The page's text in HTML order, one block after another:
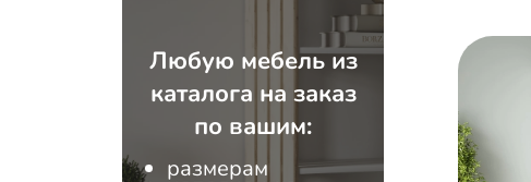
Любую мебель из
каталога на заказ
по вашим:
размерам